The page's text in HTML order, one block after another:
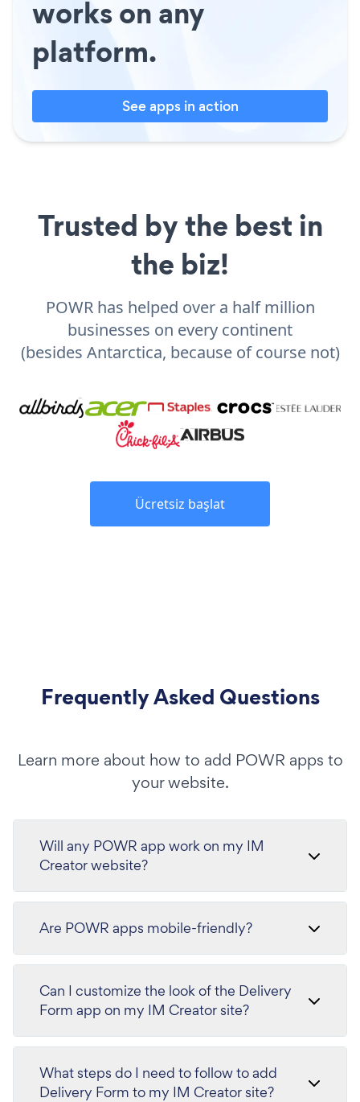
works on any
platform.
See apps in action
Trusted by the best in
the biz!
POWR has helped over a half million
businesses on every continent
(besides Antarctica, because of course not)
Ücretsiz başlat
Frequently Asked Questions
Learn more about how to add POWR apps to
your website.
Will any POWR app work on my IM
Creator website?
Are POWR apps mobile-friendly?
Can I customize the look of the Delivery
Form app on my IM Creator site?
What steps do I need to follow to add
Delivery Form to my IM Creator site?